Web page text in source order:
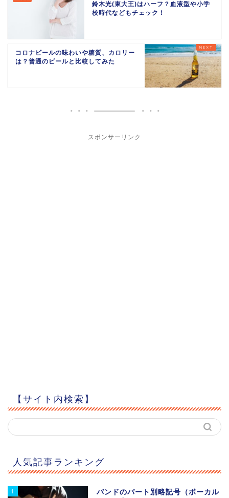
鈴木光(東大王)はハーフ？血液型や小学
校時代などもチェック！
コロナビールの味わいや糖質、カロリー
は？普通のビールと比較してみた
スポンサーリンク
【サイト内検索】
人気記事ランキング
1
バンドのパート別略記号（ボーカル